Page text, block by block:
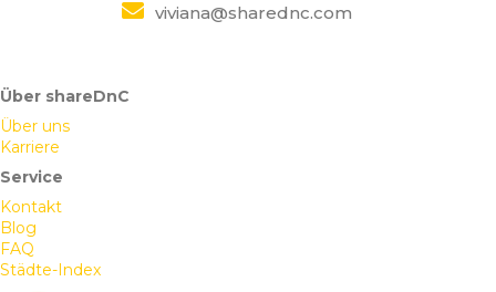
viviana@sharednc.com
Über shareDnC
Über uns
Karriere
Service
Kontakt
Blog
FAQ
Städte-Index